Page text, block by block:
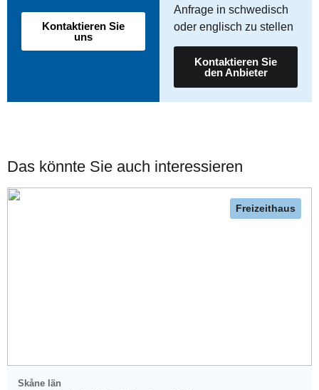
Kontaktieren Sie
uns
Anfrage in schwedisch
oder englisch zu stellen
Kontaktieren Sie
den Anbieter
Das könnte Sie auch interessieren
Freizeithaus
Skåne län